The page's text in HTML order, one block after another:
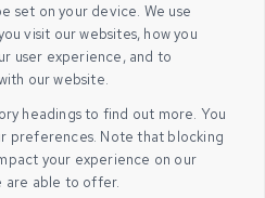
set on your device. We use
visit our websites, how you
user experience, and to
our website.
headings to find out more. You
preferences. Note that blocking
your experience on our
are able to offer.